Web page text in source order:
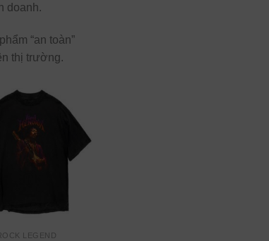
doanh.
“an toàn”
thị trường.
LEGEND